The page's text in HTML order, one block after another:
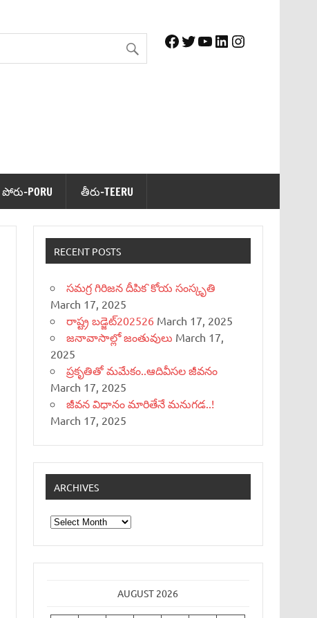
Facebook
Twitter
YouTube
LinkedIn
Instagram
పోరు-PORU తీరు-TEERU
RECENT POSTS
సమగ్ర గిరిజన దీపిక`కోయ సంస్కృతి
March 17, 2025
రాష్ట్ర బడ్జెట్‌202526 March 17, 2025
జనావాసాల్లో జంతువులు March 17,
2025
ప్రకృతితో మమేకం..ఆదివీసల జీవనం
March 17, 2025
జీవన విధానం మారితేనే మనుగడ..!
March 17, 2025
ARCHIVES
Archives
AUGUST 2026